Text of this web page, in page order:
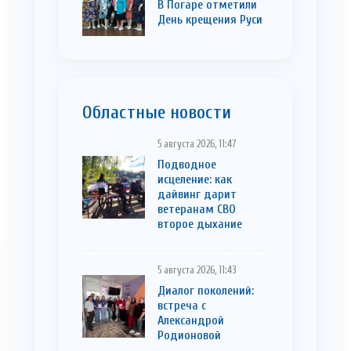
В Погаре отметили
День крещения Руси
Областные новости
5 августа 2026, 11:47
Подводное
исцеление: как
дайвинг дарит
ветеранам СВО
второе дыхание
5 августа 2026, 11:43
Диалог поколений:
встреча с
Александрой
Родионовой